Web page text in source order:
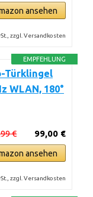
ansehen
zzgl. Versandkosten
EMPFEHLUNG
Türklingel
WLAN, 180°
99,00 €
€
ansehen
zzgl. Versandkosten